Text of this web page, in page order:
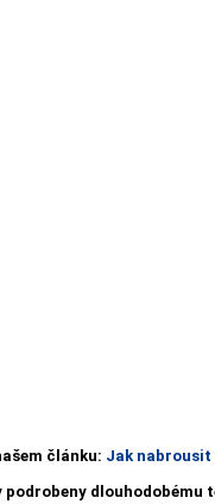
článku: Jak
dlouhodobému